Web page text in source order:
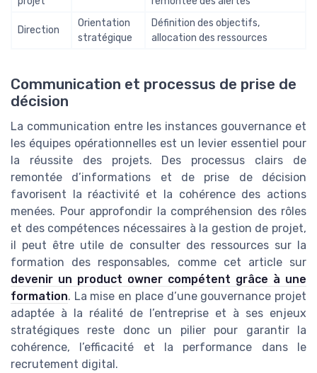
Direction
Orientation
stratégique
Définition des objectifs,
allocation des ressources
Communication et processus de prise de
décision
La communication entre les instances gouvernance et
les équipes opérationnelles est un levier essentiel pour
la réussite des projets. Des processus clairs de
remontée d’informations et de prise de décision
favorisent la réactivité et la cohérence des actions
menées. Pour approfondir la compréhension des rôles
et des compétences nécessaires à la gestion de projet,
il peut être utile de consulter des ressources sur la
formation des responsables, comme cet article sur
devenir un product owner compétent grâce à une
formation. La mise en place d’une gouvernance projet
adaptée à la réalité de l’entreprise et à ses enjeux
stratégiques reste donc un pilier pour garantir la
cohérence, l’efficacité et la performance dans le
recrutement digital.